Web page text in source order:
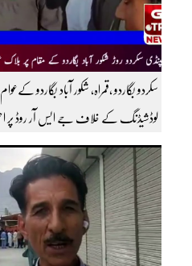
لوڈشیڈنگ کے خلاف جے ایس آر روڈ پر
قسم کی ٹریفک کے لئے بند۔۔ مزید
سبسکرائب کریں